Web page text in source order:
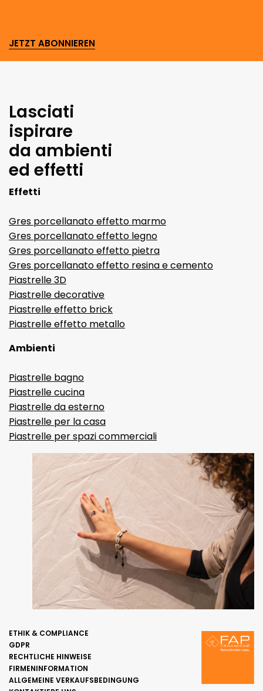
JETZT ABONNIEREN
Lasciati
ispirare
da ambienti
ed effetti
Effetti
Gres porcellanato effetto marmo
Gres porcellanato effetto legno
Gres porcellanato effetto pietra
Gres porcellanato effetto resina e cemento
Piastrelle 3D
Piastrelle decorative
Piastrelle effetto brick
Piastrelle effetto metallo
Ambienti
Piastrelle bagno
Piastrelle cucina
Piastrelle da esterno
Piastrelle per la casa
Piastrelle per spazi commerciali
ETHIK & COMPLIANCE
GDPR
RECHTLICHE HINWEISE
FIRMENINFORMATION
ALLGEMEINE VERKAUFSBEDINGUNG